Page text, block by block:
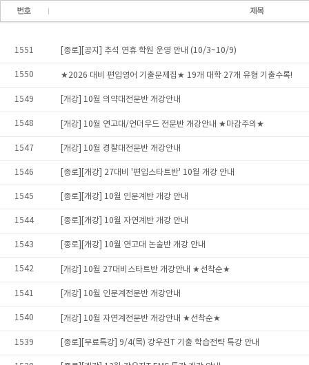
1551 [종로][공지] 추석 연휴 학원 운영 안내 (10/3~10/9)
1550 ★2026 대비 편입영어 기출문제집★ 19개 대학 27개 유형 기출수록!
1549 [개강] 10월 의약대전문반 개강안내
1548 [개강] 10월 연고대/언더우드 전문반 개강안내 ★마감주의★
1547 [개강] 10월 경찰대전문반 개강안내
1546 [종로][개강] 27대비 '편입스타트반' 10월 개강 안내
1545 [종로][개강] 10월 인문계반 개강 안내
1544 [종로][개강] 10월 자연계반 개강 안내
1543 [종로][개강] 10월 연고대 논술반 개강 안내
1542 [개강] 10월 27대비스타트반 개강안내 ★선착순★
1541 [개강] 10월 인문계전문반 개강안내
1540 [개강] 10월 자연계전문반 개강안내 ★선착순★
1539 [종로][무료특강] 9/4(목) 강우진T 기출 학습전략 특강 안내